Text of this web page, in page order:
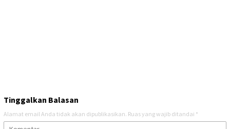
Tinggalkan Balasan
Alamat email Anda tidak akan dipublikasikan. Ruas yang wajib ditandai *